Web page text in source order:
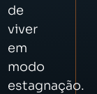
de
viver
em
modo
estagnação.